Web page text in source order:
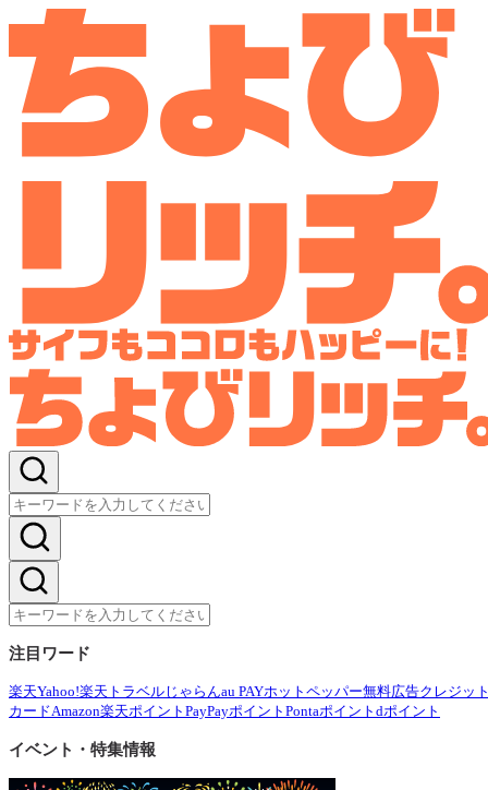
注目ワード
楽天Yahoo!楽天トラベル じゃらんau PAYホットペッパー無料広告クレジッ
カードAmazon楽天ポイント PayPayポイント Pontaポイント dポイント
イベント・特集情報